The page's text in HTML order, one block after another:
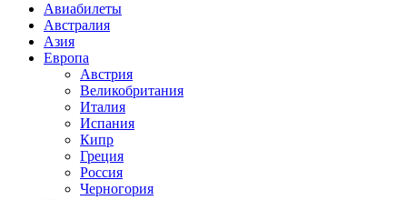
Авиабилеты
Австралия
Азия
Европа
Австрия
Великобритания
Италия
Испания
Кипр
Греция
Россия
Черногория